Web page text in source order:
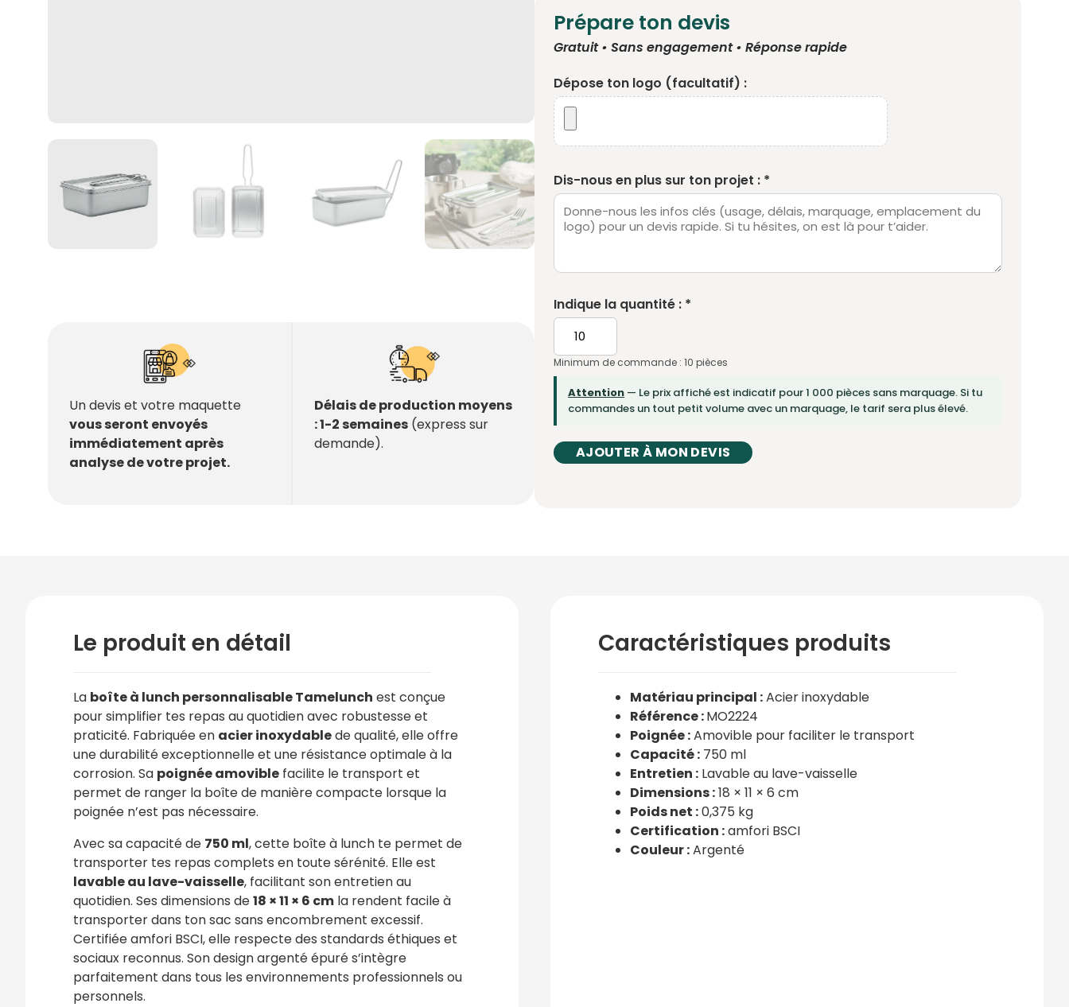
Un devis et votre maquette
vous seront envoyés
immédiatement après
analyse de votre projet.
Délais de production moyens
: 1-2 semaines (express sur
demande).
Prépare ton devis
Gratuit • Sans engagement • Réponse rapide
Dépose ton logo (facultatif) :
Dis-nous en plus sur ton projet : *
Indique la quantité : *
Minimum de commande : 10 pièces
Attention — Le prix affiché est indicatif pour 1 000 pièces sans marquage. Si tu
commandes un tout petit volume avec un marquage, le tarif sera plus élevé.
AJOUTER À MON DEVIS
Le produit en détail
La boîte à lunch personnalisable Tamelunch est conçue
pour simplifier tes repas au quotidien avec robustesse et
praticité. Fabriquée en acier inoxydablede qualité, elle offre
une durabilité exceptionnelle et une résistance optimale à la
corrosion. Sa poignée amovible facilite le transport et
permet de ranger la boîte de manière compacte lorsque la
poignée n’est pas nécessaire.
Avec sa capacité de 750 ml, cette boîte à lunch te permet de
transporter tes repas complets en toute sérénité. Elle est
lavable au lave-vaisselle, facilitant son entretien au
quotidien. Ses dimensions de18 × 11 × 6 cm la rendent facile à
transporter dans ton sac sans encombrement excessif.
Certifiée amfori BSCI, elle respecte des standards éthiques et
sociaux reconnus. Son design argenté épuré s’intègre
parfaitement dans tous les environnements professionnels ou
personnels.
Caractéristiques produits
Matériau principal :Acier inoxydable
Référence :MO2224
Poignée :Amovible pour faciliter le transport
Capacité : 750 ml
Entretien : Lavable au lave-vaisselle
Dimensions :18 × 11 × 6 cm
Poids net :0,375 kg
Certification :amfori BSCI
Couleur :Argenté